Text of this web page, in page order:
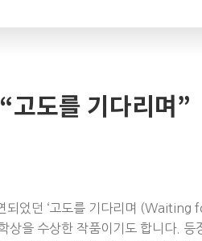
도를 기다리며”
되었던 ‘고도를 기다리며 (Waiting
을 수상한 작품이기도 합니다. 등